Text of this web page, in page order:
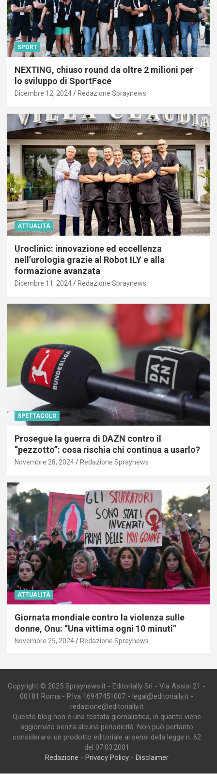
SPORT
NEXTING, chiuso round da oltre 2 milioni per
lo sviluppo di SportFace
Dicembre 12, 2024 Redazione Spraynews
ATTUALITÀ
Uroclinic: innovazione ed eccellenza
nell’urologia grazie al Robot ILY e alla
formazione avanzata
Dicembre 11, 2024 Redazione Spraynews
SPETTACOLO
Prosegue la guerra di DAZN contro il
“pezzotto”: cosa rischia chi continua a usarlo?
Novembre 28, 2024 Redazione Spraynews
ATTUALITÀ
Giornata mondiale contro la violenza sulle
donne, Onu: “Una vittima ogni 10 minuti”
Novembre 25, 2024 Redazione Spraynews
Copyright © 2025 Spraynews.it - Editorially Srl - Via Assisi 21 -
00181 Roma - P.Iva 16947451007 - legal@editorially.it -
redazione@editorially.it
Questo blog non è una testata giornalistica, in quanto viene
aggiornato senza alcuna periodicità. Non può pertanto
considerarsi un prodotto editoriale ai sensi della legge n. 62
del 07.03.2001
Redazione - Privacy Policy- Disclaimer